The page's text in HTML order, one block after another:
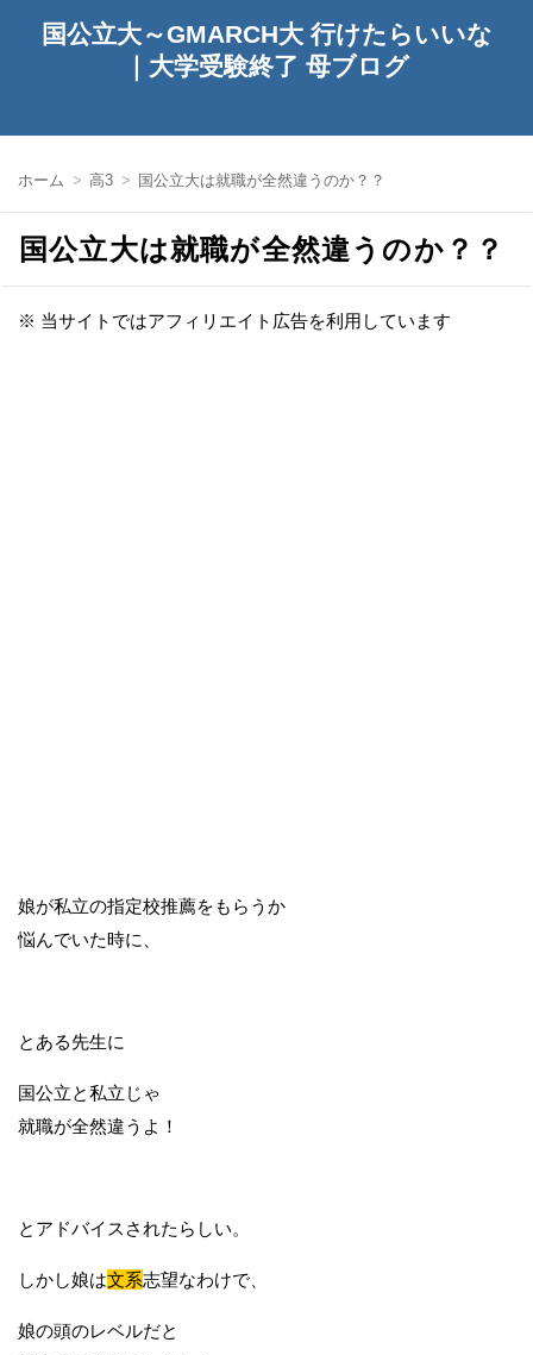
国公立大～GMARCH大 行けたらいいな
｜大学受験終了 母ブログ
ホーム 高3 国公立大は就職が全然違うのか？？
国公立大は就職が全然違うのか？？
※ 当サイトではアフィリエイト広告を利用しています
娘が私立の指定校推薦をもらうか
悩んでいた時に、
とある先生に
国公立と私立じゃ
就職が全然違うよ！
とアドバイスされたらしい。
しかし娘は文系志望なわけで、
娘の頭のレベルだと